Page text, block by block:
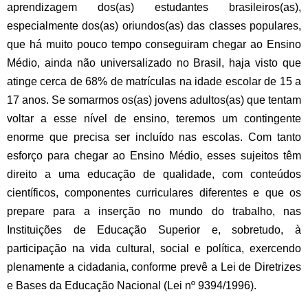
aprendizagem dos(as) estudantes brasileiros(as),
especialmente dos(as) oriundos(as) das classes populares,
que há muito pouco tempo conseguiram chegar ao Ensino
Médio, ainda não universalizado no Brasil, haja visto que
atinge cerca de 68% de matrículas na idade escolar de 15 a
17 anos. Se somarmos os(as) jovens adultos(as) que tentam
voltar a esse nível de ensino, teremos um contingente
enorme que precisa ser incluído nas escolas. Com tanto
esforço para chegar ao Ensino Médio, esses sujeitos têm
direito a uma educação de qualidade, com conteúdos
científicos, componentes curriculares diferentes e que os
prepare para a inserção no mundo do trabalho, nas
Instituições de Educação Superior e, sobretudo, à
participação na vida cultural, social e política, exercendo
plenamente a cidadania, conforme prevê a Lei de Diretrizes
e Bases da Educação Nacional (Lei nº 9394/1996).